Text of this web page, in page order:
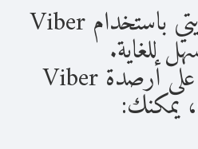
الاتصال على هايتي باستخدام Viber
بمجرد حصولك على أرصدة Viber